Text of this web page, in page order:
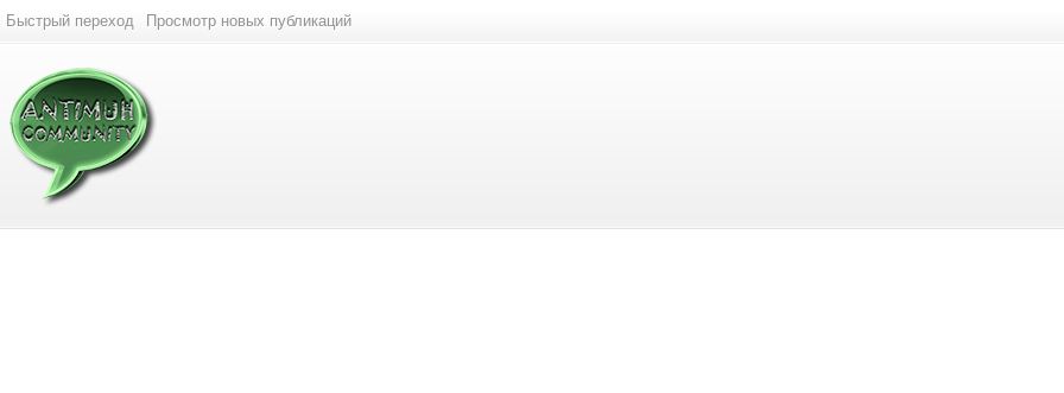
Быстрый переход Просмотр новых публикаций